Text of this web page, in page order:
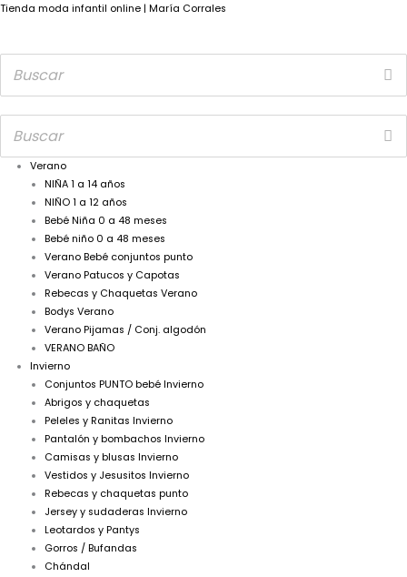
Tienda moda infantil online | María Corrales
Verano
NIÑA 1 a 14 años
NIÑO 1 a 12 años
Bebé Niña 0 a 48 meses
Bebé niño 0 a 48 meses
Verano Bebé conjuntos punto
Verano Patucos y Capotas
Rebecas y Chaquetas Verano
Bodys Verano
Verano Pijamas / Conj. algodón
VERANO BAÑO
Invierno
Conjuntos PUNTO bebé Invierno
Abrigos y chaquetas
Peleles y Ranitas Invierno
Pantalón y bombachos Invierno
Camisas y blusas Invierno
Vestidos y Jesusitos Invierno
Rebecas y chaquetas punto
Jersey y sudaderas Invierno
Leotardos y Pantys
Gorros / Bufandas
Chándal